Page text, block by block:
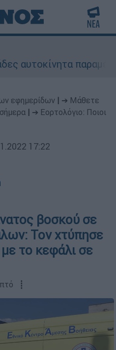
αυτοκίνητα
εφημερίδων
➔ Μάθετε
➔ Εορτολόγιο: Ποιοι
17:22
βοσκού σε
Τον χτύπησε
το κεφάλι σε
┋